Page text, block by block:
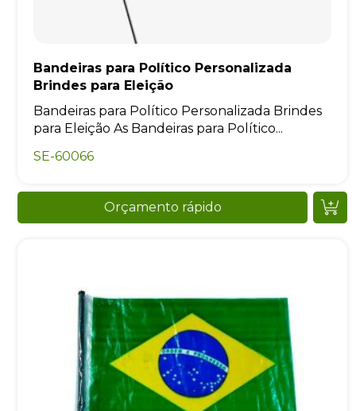
Bandeiras para Político Personalizada
Brindes para Eleição
Bandeiras para Político Personalizada Brindes
para Eleição As Bandeiras para Político...
SE-60066
Orçamento rápido